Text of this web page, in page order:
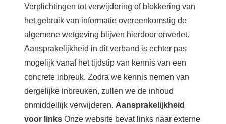
Verplichtingen tot verwijdering of blokkering van
het gebruik van informatie overeenkomstig de
algemene wetgeving blijven hierdoor onverlet.
Aansprakelijkheid in dit verband is echter pas
mogelijk vanaf het tijdstip van kennis van een
concrete inbreuk. Zodra we kennis nemen van
dergelijke inbreuken, zullen we de inhoud
onmiddellijk verwijderen. Aansprakelijkheid
voor links Onze website bevat links naar externe